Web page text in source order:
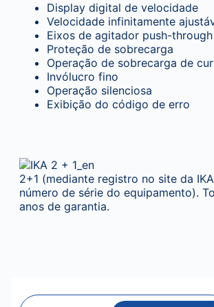
Display digital de velocidade
Velocidade infinitamente
Eixos de agitador push-through
Proteção de sobrecarga
Operação de sobrecarga de
Invólucro fino
Operação silenciosa
Exibição do código de erro
2+1 (mediante registro no site da
número de série do equipamento).
anos de garantia.